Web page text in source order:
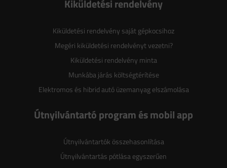
Kiküldetési rendelvény
Kiküldetési rendelvény saját gépkocsihoz
Megéri kiküldetési rendelvényt vezetni?
Kiküldetési rendelvény minta
Munkába járás költségtérítése
Elektromos és hibrid autó üzemanyag elszámolása
Útnyilvántartó program és mobil app
Útnyilvántartók összehasonlítása
Útnyilvántartás pótlása egyszerűen